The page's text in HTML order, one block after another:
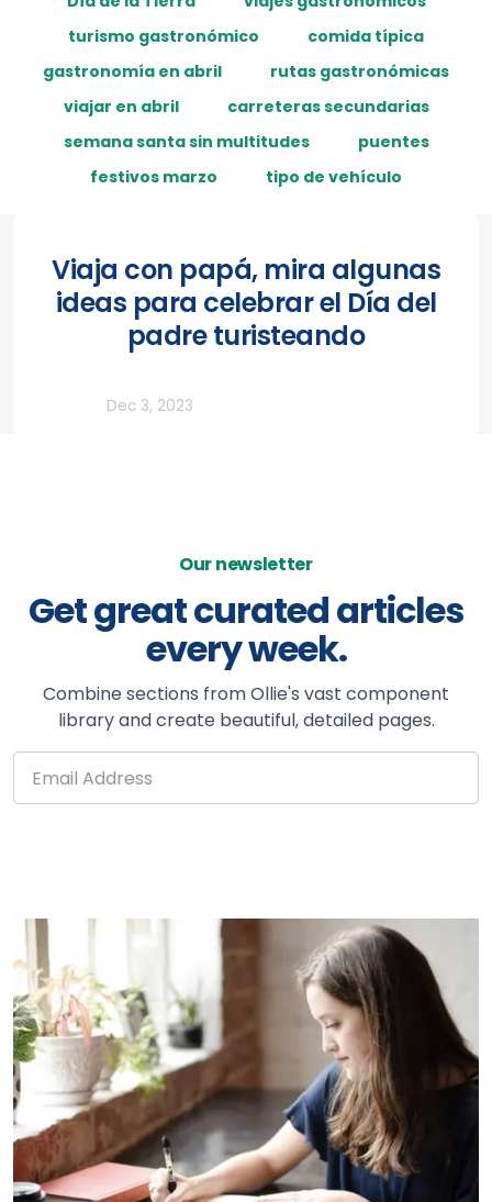
turismo gastronómico
comida típica
gastronomía en abril
rutas gastronómicas
viajar en abril
carreteras secundarias
semana santa sin multitudes
puentes
festivos marzo
tipo de vehículo
Viaja con papá, mira algunas
ideas para celebrar el Día del
padre turisteando
Dec 3, 2023
Our newsletter
Get great curated articles
every week.
Combine sections from Ollie's vast component
library and create beautiful, detailed pages.